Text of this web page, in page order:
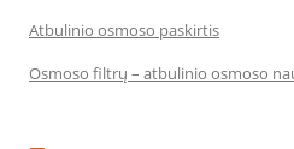
Atbulinio osmoso paskirtis
Osmoso filtrų – atbulinio osmoso